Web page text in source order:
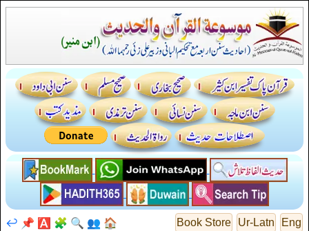
Eng
Ur-Latn
Book Store
🏠
👥
🔍
🧩
🅰️
📌
↩️